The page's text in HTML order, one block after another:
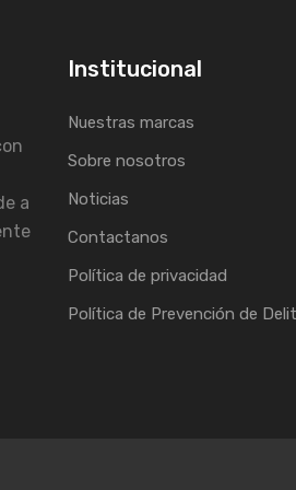
a
Institucional
Nuestras marcas
Sobre nosotros
Noticias
Contactanos
Política de privacidad
Política de Prevención de